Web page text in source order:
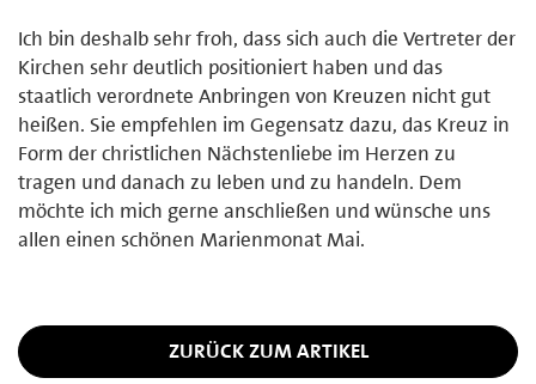
Ich bin deshalb sehr froh, dass sich auch die Vertreter der
Kirchen sehr deutlich positioniert haben und das
staatlich verordnete Anbringen von Kreuzen nicht gut
heißen. Sie empfehlen im Gegensatz dazu, das Kreuz in
Form der christlichen Nächstenliebe im Herzen zu
tragen und danach zu leben und zu handeln. Dem
möchte ich mich gerne anschließen und wünsche uns
allen einen schönen Marienmonat Mai.
ZURÜCK ZUM ARTIKEL